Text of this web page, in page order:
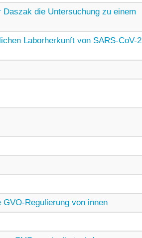
die Untersuchung zu einem
Laborherkunft von SARS-CoV-2
Regulierung von innen